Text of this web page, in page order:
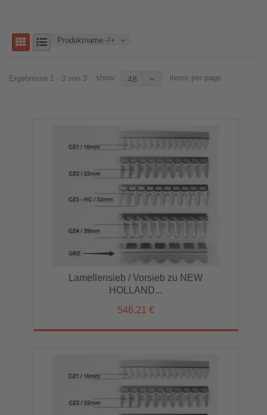
Produktname -/+
Ergebnisse 1 - 3 von 3 show: 48 items per page
Lamellensieb / Vorsieb zu NEW
HOLLAND...
546,21 €